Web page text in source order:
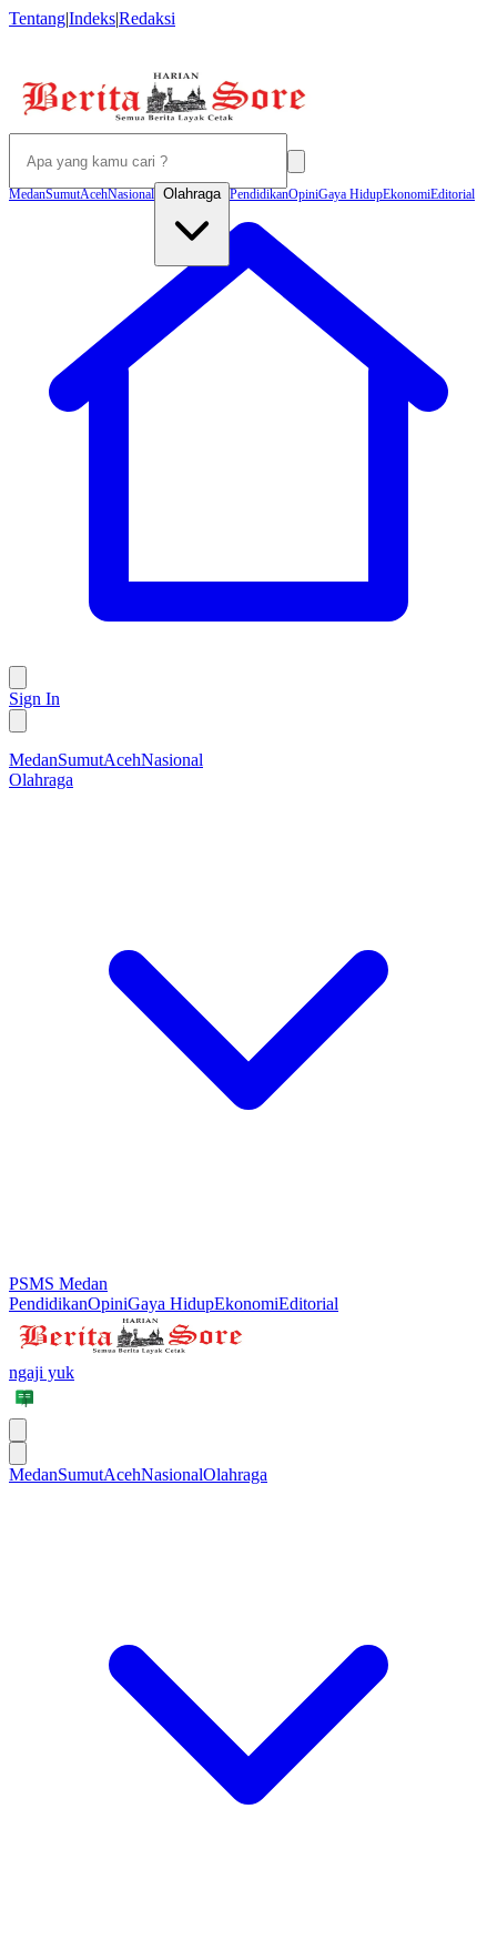
Tentang|Indeks|Redaksi
MedanSumutAcehNasional Olahraga PendidikanOpiniGaya HidupEkonomiEditorial
Sign In
MedanSumutAcehNasional
Olahraga
PSMS Medan
PendidikanOpiniGaya HidupEkonomiEditorial
ngaji yuk
MedanSumutAcehNasionalOlahraga